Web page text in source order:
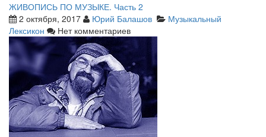
ЖИВОПИСЬ ПО МУЗЫКЕ. Часть 2
2 октября, 2017
Юрий Балашов
Музыкальный
Лексикон
Нет комментариев